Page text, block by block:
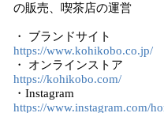
の販売、喫茶店の運営
・ ブランドサイト
https://www.kohikobo.co.jp/
・ オンラインストア
https://kohikobo.com/
・Instagram
https://www.instagram.com/